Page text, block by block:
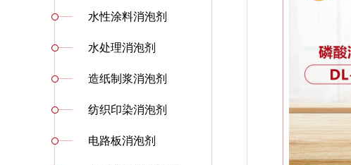
水性涂料消泡剂
水处理消泡剂
造纸制浆消泡剂
纺织印染消泡剂
电路板消泡剂